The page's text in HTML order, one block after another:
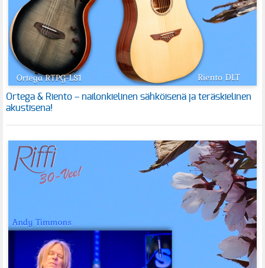
Ortega & Riento – nailonkielinen sähköisenä ja teräskielinen
akustisena!